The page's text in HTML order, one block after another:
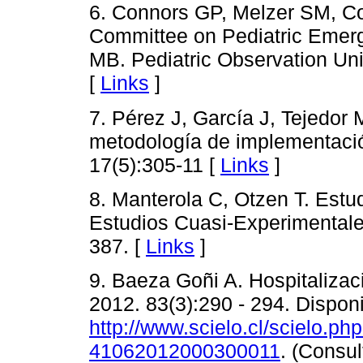
6. Connors GP, Melzer SM,
Committee on Pediatric
MB. Pediatric Observation
[ Links ]
7. Pérez J, García J, Tejedor
metodología de
17(5):305-11 [ Links ]
8. Manterola C, Otzen T.
Estudios Cuasi-
387. [ Links ]
9. Baeza Goñi A.
2012. 83(3):290 - 294.
http://www.scielo.cl/
41062012000300011.